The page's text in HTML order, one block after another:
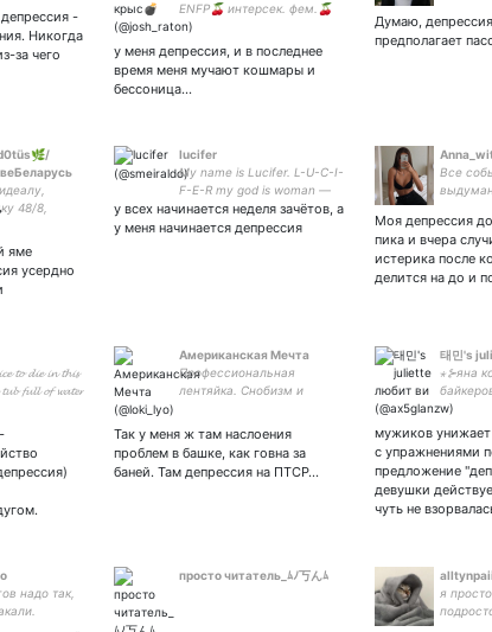
bean,
-
Никогда
за чего
ENFP🍒 интерсек. фем.🍒
депрессия🍒 рисую, пишу
фотографирую и смотрю
инди кинцо🍒 - art acc
у меня депрессия, и в последнее
время меня мучают кошмары и
бессоница...
Думаю,
предполагает
48/8,
любовь к
она/оно/
яме
усердно
lucifer
My name is Lucifer. L-U-C-I-
F-E-R my god is woman —
можете задать мне тут
вопросы....
у всех начинается неделя зачётов, а
у меня начинается депрессия
Все
Моя депрессия
пика и вчера
истерика после
делится на до и
𝓽𝓸 𝓭𝓲𝓮 𝓲𝓷 𝓽𝓱𝓲𝓼
𝓯𝓾𝓵𝓵 𝓸𝓯 𝔀𝓪𝓽𝓮𝓻
Американская Мечта
Профессиональная
лентяйка. Снобизм и
брака. Бабулины
рукоделия.⬇️
Так у меня ж там наслоения
проблем в башке, как говна за
баней. Там депрессия на ПТСР…
태민's
⋆⊱яна
вияны
могилах
мужиков
с упражнениями
предложение
девушки
чуть не
надо так,
просто читатель_ﾑﾉ丂んﾑ
я